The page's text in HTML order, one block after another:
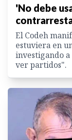
'No debe
El Codeh
estuviera en
investigando
ver partidos".